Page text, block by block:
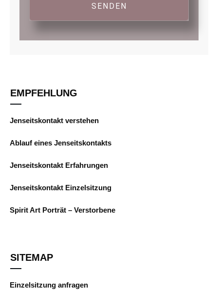
SENDEN
EMPFEHLUNG
Jenseitskontakt verstehen
Ablauf eines Jenseitskontakts
Jenseitskontakt Erfahrungen
Jenseitskontakt Einzelsitzung
Spirit Art Porträt – Verstorbene
SITEMAP
Einzelsitzung anfragen